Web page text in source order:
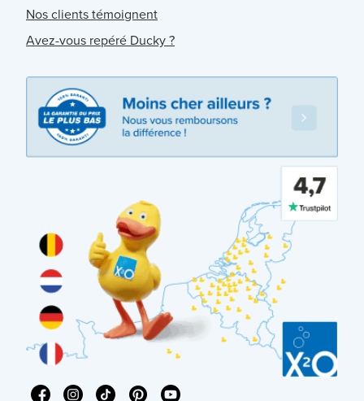
Nos clients témoignent
Avez-vous repéré Ducky ?